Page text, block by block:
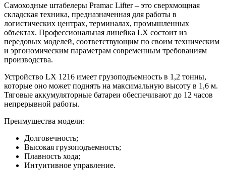
Самоходные штабелеры Pramac Lifter – это сверхмощная
складская техника, предназначенная для работы в
логистических центрах, терминалах, промышленных
объектах. Профессиональная линейка LX состоит из
передовых моделей, соответствующим по своим техническим
и эргономическим параметрам современным требованиям
производства.
Устройство LX 1216 имеет грузоподъемность в 1,2 тонны,
которые оно может поднять на максимальную высоту в 1,6 м.
Тяговые аккумуляторные батареи обеспечивают до 12 часов
непрерывной работы.
Преимущества модели:
Долговечность;
Высокая грузоподъемность;
Плавность хода;
Интуитивное управление.